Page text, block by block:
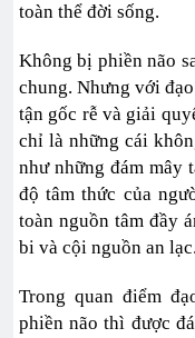
toàn thể đời sống.
Không bị phiền não
chung. Nhưng với
tận gốc rễ và giải
chỉ là những cái
như những đám mây
độ tâm thức của
toàn nguồn tâm đầy
bi và cội nguồn an lạc.
Trong quan điểm
phiền não thì được